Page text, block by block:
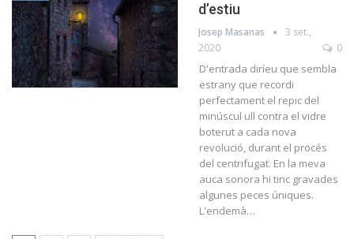
d’estiu
Josep Masanas
3 set.,
2020
0
D'entrada diríeu que sembla
estrany que recordi
perfectament el repic del
minúscul ull contra el vidre
boterut a cada nova
revolució, durant el procés
del centrifugat. En la meva
auca sonora hi tinc gravades
algunes peces úniques.
L'endemà…